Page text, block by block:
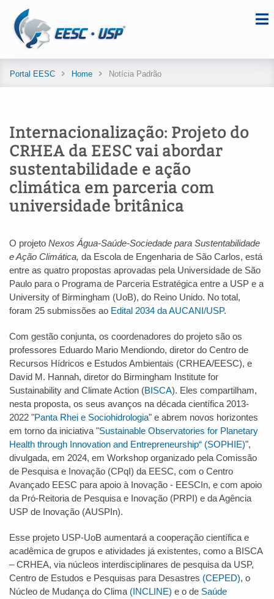
Portal EESC Home Notícia Padrão
Internacionalização: Projeto do
CRHEA da EESC vai abordar
sustentabilidade e ação
climática em parceria com
universidade britânica
O projeto Nexos Água-Saúde-Sociedade para Sustentabilidade
e Ação Climática, da Escola de Engenharia de São Carlos, está
entre as quatro propostas aprovadas pela Universidade de São
Paulo para o Programa de Parceria Estratégica entre a USP e a
University of Birmingham (UoB), do Reino Unido. No total,
foram 25 submissões ao Edital 2034 da AUCANI/USP.
Com gestão conjunta, os coordenadores do projeto são os
professores Eduardo Mario Mendiondo, diretor do Centro de
Recursos Hídricos e Estudos Ambientais (CRHEA/EESC), e
David M. Hannah, diretor do Birmingham Institute for
Sustainability and Climate Action (BISCA). Eles compartilham,
nesta proposta, os seus avanços na década científica 2013-
2022 "Panta Rhei e Sociohidrologia" e abrem novos horizontes
em torno da iniciativa "Sustainable Observatories for Planetary
Health through Innovation and Entrepreneurship“ (SOPHIE)",
divulgada, em 2024, em Workshop organizado pela Comissão
de Pesquisa e Inovação (CPqI) da EESC, com o Centro
Avançado EESC para apoio à Inovação - EESCIn, e com apoio
da Pró-Reitoria de Pesquisa e Inovação (PRPI) e da Agência
USP de Inovação (AUSPIn).
Esse projeto USP-UoB aumentará a cooperação científica e
acadêmica de grupos e atividades já existentes, como a BISCA
– CRHEA, via núcleos interdisciplinares de pesquisa da USP,
Centro de Estudos e Pesquisas para Desastres (CEPED), o
Núcleo de Mudança do Clima (INCLINE) e o de Saúde